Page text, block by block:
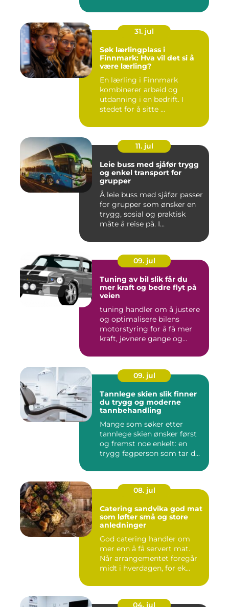
31. jul
Søk lærlingplass i
Finnmark: Hva vil det si å
være lærling?
En lærling i Finnmark
kombinerer arbeid og
utdanning i en bedrift. I
stedet for å sitte ...
11. jul
Leie buss med sjåfør trygg
og enkel transport for
grupper
Å leie buss med sjåfør passer
for grupper som ønsker en
trygg, sosial og praktisk
måte å reise på. I...
09. jul
Tuning av bil slik får du
mer kraft og bedre flyt på
veien
tuning handler om å justere
og optimalisere bilens
motorstyring for å få mer
kraft, jevnere gange og...
09. jul
Tannlege skien slik finner
du trygg og moderne
tannbehandling
Mange som søker etter
tannlege skien ønsker først
og fremst noe enkelt: en
trygg fagperson som tar d...
08. jul
Catering sandvika god mat
som løfter små og store
anledninger
God catering handler om
mer enn å få servert mat.
Når arrangementet foregår
midt i hverdagen, for ek...
04. jul